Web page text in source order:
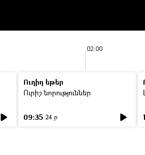
02:00
Ուղիղ եթեր
Ուրիշ նորություններ
09:35 24 ր